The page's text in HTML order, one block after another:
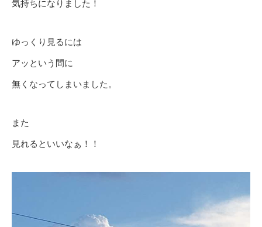
気持ちになりました！
ゆっくり見るには
アッという間に
無くなってしまいました。
また
見れるといいなぁ！！